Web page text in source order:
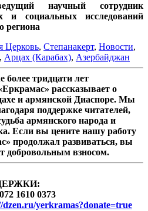
едущий научный сотрудник
и социальных исследований
региона
Церковь, Степанакерт, Новости,
, Арцах (Карабах), Азербайджан
тридцати лет
рассказывает о
и армянской Диаспоре. Мы
поддержке читателей,
армянского народа и
Если вы цените нашу работу
продолжал развиваться, вы
добровольным взносом.
1610 0373
dzen.ru/yerkramas?donate=true